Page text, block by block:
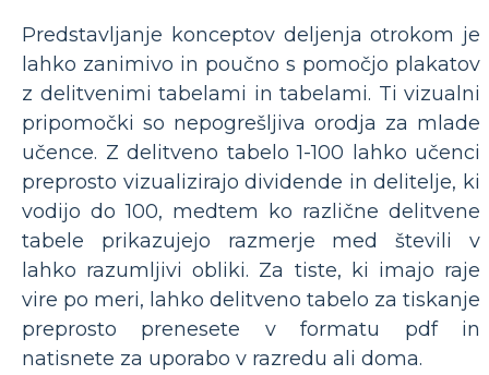
Predstavljanje konceptov deljenja otrokom je
lahko zanimivo in poučno s pomočjo plakatov
z delitvenimi tabelami in tabelami. Ti vizualni
pripomočki so nepogrešljiva orodja za mlade
učence. Z delitveno tabelo 1-100 lahko učenci
preprosto vizualizirajo dividende in delitelje, ki
vodijo do 100, medtem ko različne delitvene
tabele prikazujejo razmerje med števili v
lahko razumljivi obliki. Za tiste, ki imajo raje
vire po meri, lahko delitveno tabelo za tiskanje
preprosto prenesete v formatu pdf in
natisnete za uporabo v razredu ali doma.